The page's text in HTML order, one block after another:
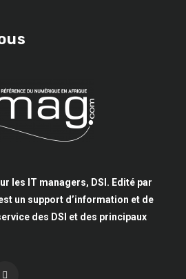
les IT managers, DSI. Edité par
un support d’information et de
des DSI et des principaux